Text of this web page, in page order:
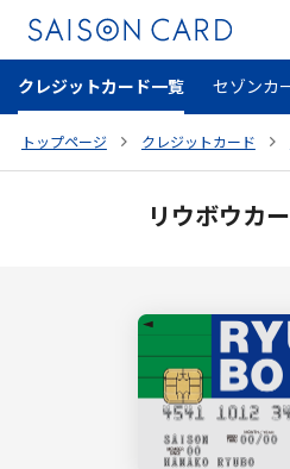
クレジットカード一覧 セゾンカ
トップページ クレジットカード
リウボウカ